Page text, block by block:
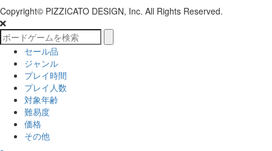
Copyright© PIZZICATO DESIGN, Inc. All Rights Reserved.
セール品
ジャンル
プレイ時間
プレイ人数
対象年齢
難易度
価格
その他